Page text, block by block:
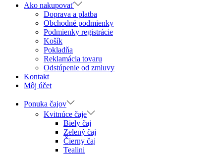
Ako nakupovať
Doprava a platba
Obchodné podmienky
Podmienky registrácie
Košík
Pokladňa
Reklamácia tovaru
Odstúpenie od zmluvy
Kontakt
Môj účet
Ponuka čajov
Kvitnúce čaje
Biely čaj
Zelený čaj
Čierny čaj
Tealini